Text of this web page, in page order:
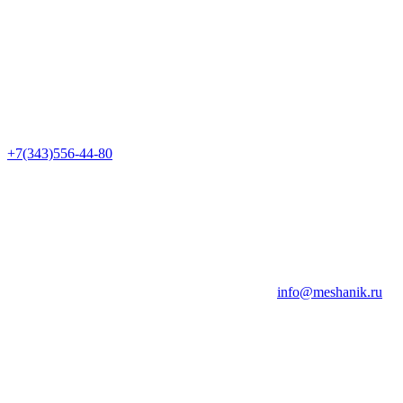
+7(343)556-44-80
info@meshanik.ru